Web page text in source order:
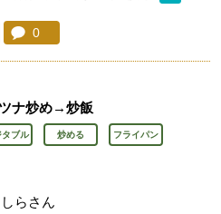
に入り登録：
登録
コメント：
0
ナ炒め→炒飯
タブル 炒める フライパン
しらさん